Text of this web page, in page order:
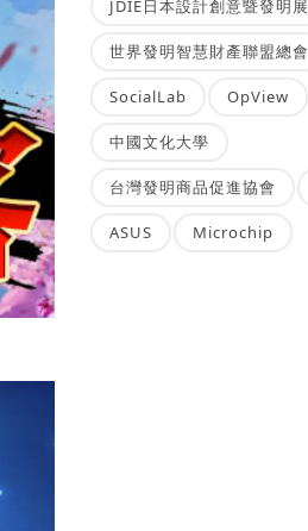
JDIE日本設計創意暨發明展
世界發明智慧財產聯盟總會
SocialLab OpView
中國文化大學
台灣發明商品促進協會
ASUS Microchip